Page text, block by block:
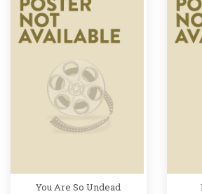
You Are So Undead